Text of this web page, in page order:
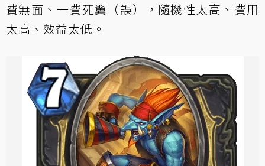
費無面、一費死翼（誤），隨機性太高、費用
太高、效益太低。